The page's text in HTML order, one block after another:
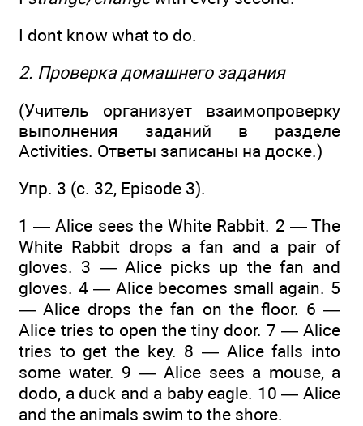
I dont know what to do.
2. Проверка домашнего задания
(Учитель организует взаимопроверку
выполнения заданий в разделе
Activities. Ответы записаны на доске.)
Упр. 3 (с. 32, Episode 3).
1 — Alice sees the White Rabbit. 2 — The
White Rabbit drops a fan and a pair of
gloves. 3 — Alice picks up the fan and
gloves. 4 — Alice becomes small again. 5
— Alice drops the fan on the floor. 6 —
Alice tries to open the tiny door. 7 — Alice
tries to get the key. 8 — Alice falls into
some water. 9 — Alice sees a mouse, a
dodo, a duck and a baby eagle. 10 — Alice
and the animals swim to the shore.